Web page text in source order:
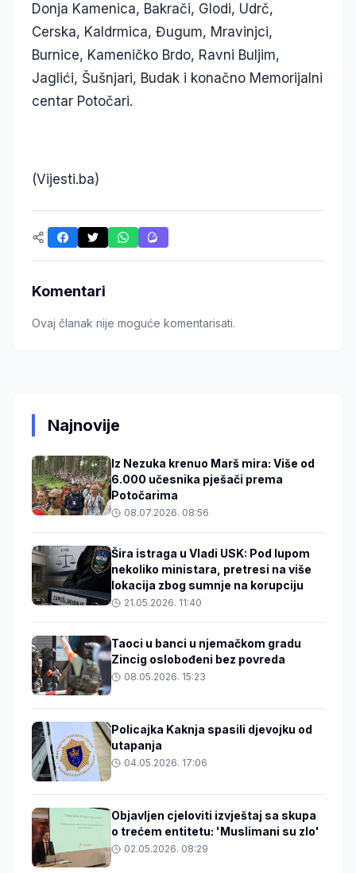
Donja Kamenica, Bakrači, Glodi, Udrč,
Cerska, Kaldrmica, Đugum, Mravinjci,
Burnice, Kameničko Brdo, Ravni Buljim,
Jaglići, Šušnjari, Budak i konačno Memorijalni
centar Potočari.
(Vijesti.ba)
Komentari
Ovaj članak nije moguće komentarisati.
Najnovije
Iz Nezuka krenuo Marš mira: Više od
6.000 učesnika pješači prema
Potočarima
08.07.2026. 08:56
Šira istraga u Vladi USK: Pod lupom
nekoliko ministara, pretresi na više
lokacija zbog sumnje na korupciju
21.05.2026. 11:40
Taoci u banci u njemačkom gradu
Zincig oslobođeni bez povreda
08.05.2026. 15:23
Policajka Kaknja spasili djevojku od
utapanja
04.05.2026. 17:06
Objavljen cjeloviti izvještaj sa skupa
o trećem entitetu: 'Muslimani su zlo'
02.05.2026. 08:29